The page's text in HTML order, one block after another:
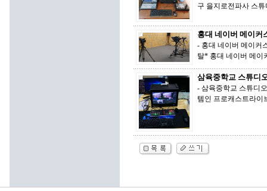
구 을지로전파사 스
홍대 네이버 메이커
- 홍대 네이버 메이커
탈* 홍대 네이버 메이
삼육중학교 스튜디
- 삼육중학교 스튜디
템인 프로캐스트라이